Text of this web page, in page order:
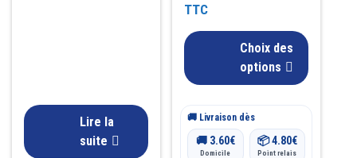
Lire la
suite
prix :
79.00€
TTC
Choix des
options
choisies
sur
page
produit
🚚 Livraison dès
🚚 3.60€
Domicile
📦4.80€
Point relais